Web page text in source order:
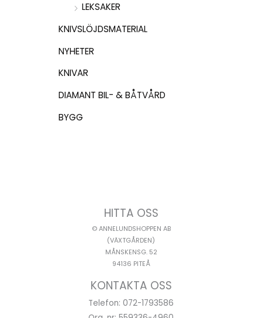
LEKSAKER
KNIVSLÖJDSMATERIAL
NYHETER
KNIVAR
DIAMANT BIL- & BÅTVÅRD
BYGG
HITTA OSS
© ANNELUNDSHOPPEN AB
(VÄXTGÅRDEN)
MÅNSKENSG. 52
94136 PITEÅ
KONTAKTA OSS
Telefon: 072-1793586